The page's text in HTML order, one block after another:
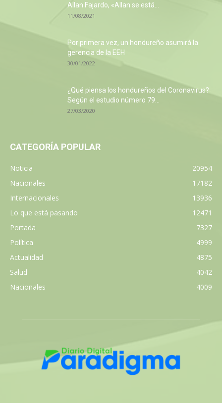
Allan Fajardo, «Allan se está...
11/08/2021
Por primera vez, un hondureño asumirá la
gerencia de la EEH
30/01/2022
¿Qué piensa los hondureños del Coronavirus?
Según el estudio número 79...
27/03/2020
CATEGORÍA POPULAR
Noticia
20954
Nacionales
17182
Internacionales
13936
Lo que está pasando
12471
Portada
7327
Política
4999
Actualidad
4875
Salud
4042
Nacionales
4009